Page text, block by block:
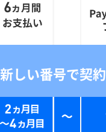
新しい番号で契約